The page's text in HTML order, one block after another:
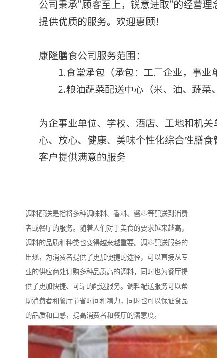
调料配送是指将多种调味料、香料、酱料等配送到消费
者或餐厅的服务。随着人们对于美食的要求越来越高，
调料的品质和种类也变得越来越重要。调料配送服务的
出现，为消费者提供了更加便捷的途径，可以直接从专
业的供应商处订购多种品质高的调料，同时也为餐厅提
供了更加快捷、可靠的配送服务。调料配送服务可以帮
助消费者和餐厅节省时间和精力，同时也可以保证食品
的品质和口感，提高消费者和餐厅的满意度。